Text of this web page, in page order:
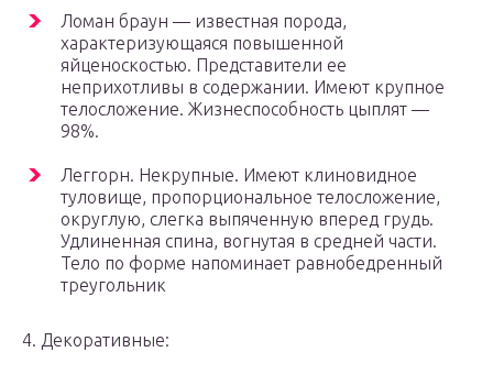
Ломан браун — известная порода,
характеризующаяся повышенной
яйценоскостью. Представители ее
неприхотливы в содержании. Имеют крупное
телосложение. Жизнеспособность цыплят —
98%.
Леггорн. Некрупные. Имеют клиновидное
туловище, пропорциональное телосложение,
округлую, слегка выпяченную вперед грудь.
Удлиненная спина, вогнутая в средней части.
Тело по форме напоминает равнобедренный
треугольник
4. Декоративные: